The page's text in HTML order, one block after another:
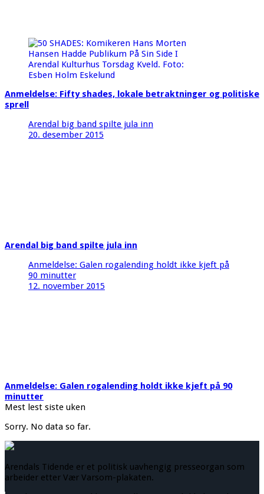
Anmeldelse: Fifty shades, lokale betraktninger og politiske
sprell
Arendal big band spilte jula inn
20. desember 2015
Arendal big band spilte jula inn
Anmeldelse: Galen rogalending holdt ikke kjeft på
90 minutter
12. november 2015
Anmeldelse: Galen rogalending holdt ikke kjeft på 90
minutter
Mest lest siste uken
Sorry. No data so far.
Arendals Tidende er et politisk uavhengig presseorgan som
arbeider etter Vær Varsom-plakaten.